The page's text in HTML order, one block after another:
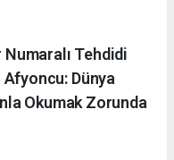
Tehdidi
Dünya
Okumak Zorunda